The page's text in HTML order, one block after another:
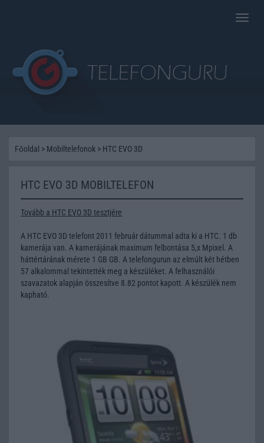
Toggle
Főoldal > Mobiltelefonok > HTC EVO 3D
HTC EVO 3D MOBILTELEFON
Tovább a HTC EVO 3D tesztjére
A HTC EVO 3D telefont 2011 február dátummal adta ki a HTC. 1 db
kamerája van. A kamerájának maximum felbontása 5,x Mpixel. A
háttértárának mérete 1 GB GB. A telefongurun az elmúlt két hétben
57 alkalommal tekintették meg a készüléket. A felhasználói
szavazatok alapján összesítve 8.82 pontot kapott. A készülék nem
kapható.